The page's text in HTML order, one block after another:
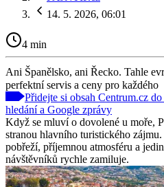
14. 5. 2026, 06:01
4 min
Ani Španělsko, ani Řecko. Tahle
perfektní servis a ceny pro každého
Přidejte si obsah Centrum.cz
hledání a Google zprávy
Když se mluví o dovolené u moře,
stranou hlavního turistického
pobřeží, příjemnou atmosféru a
návštěvníků rychle zamiluje.